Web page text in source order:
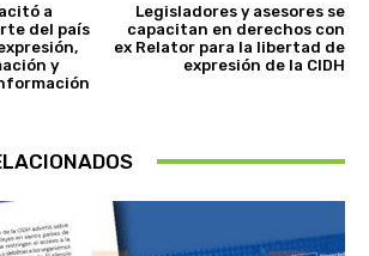
a
del país
y
Legisladores y asesores se
capacitan en derechos con
ex Relator para la libertad de
expresión de la CIDH